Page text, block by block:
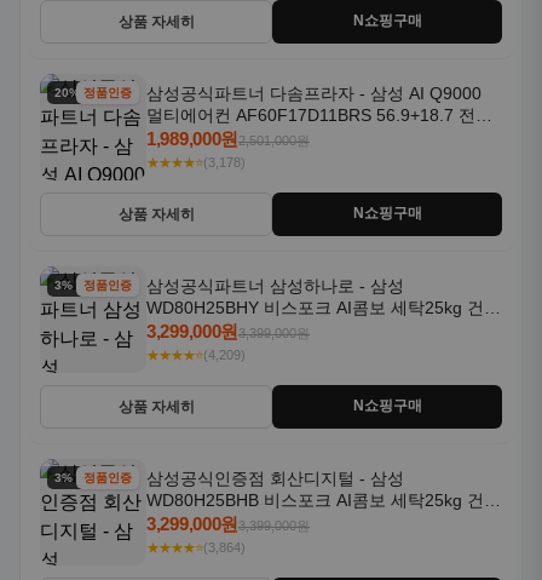
상품 자세히 N쇼핑구매
20% 할인정품인증
삼성공식파트너 다솜프라자 - 삼성 AI Q9000
멀티에어컨 AF60F17D11BRS 56.9+18.7 전국
기본설치포함
1,989,000원2,501,000원
★★★★⭐(3,178)
상품 자세히 N쇼핑구매
3% 할인정품인증
삼성공식파트너 삼성하나로 - 삼성
WD80H25BHY 비스포크 AI콤보 세탁25kg 건조
18kg 26년형 일체형 1등급
3,299,000원3,399,000원
★★★★⭐(4,209)
상품 자세히 N쇼핑구매
3% 할인정품인증
삼성공식인증점 회산디지털 - 삼성
WD80H25BHB 비스포크 AI콤보 세탁25kg 건조
18kg 26년형 일체형 1등급
3,299,000원3,399,000원
★★★★⭐(3,864)